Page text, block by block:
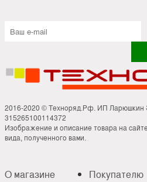
2016-2020 © Техноряд.Рф. ИП
315265100114372
Изображение и описание товара на
вида, полученного вами.
О магазине
Покупателю